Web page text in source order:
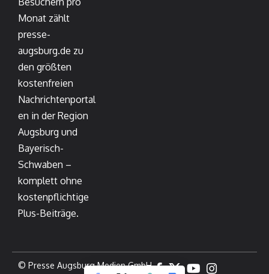
Monat zählt
presse-
augsburg.de zu
den größten
kostenfreien
Nachrichtenportal
en in der Region
Augsburg und
Bayerisch-
Schwaben –
komplett ohne
kostenpflichtige
Plus-Beiträge.
© Presse Augsburg Medien GmbH